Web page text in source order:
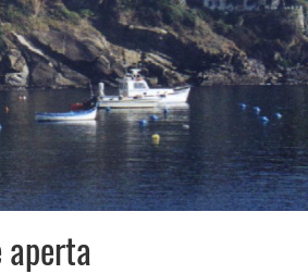
aperta